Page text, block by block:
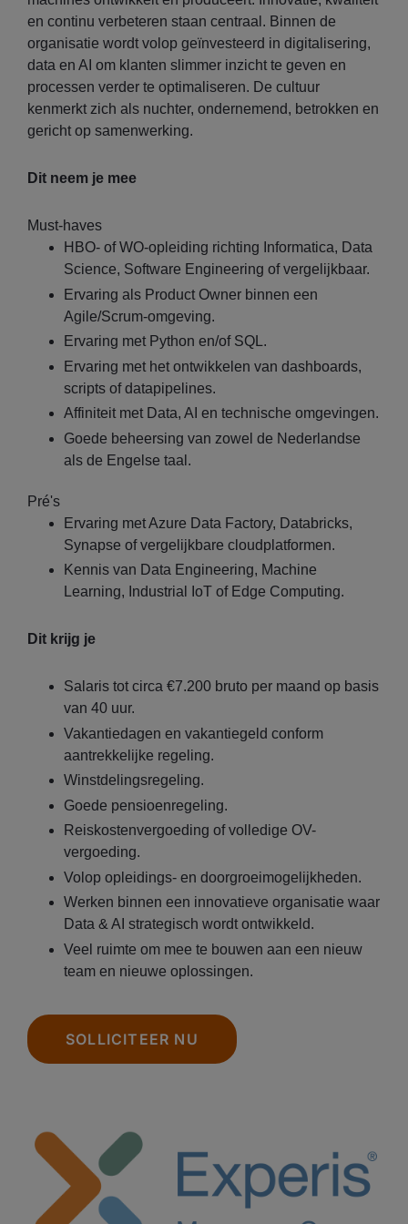
en continu verbeteren staan centraal. Binnen de
organisatie wordt volop geïnvesteerd in digitalisering,
data en AI om klanten slimmer inzicht te geven en
processen verder te optimaliseren. De cultuur
kenmerkt zich als nuchter, ondernemend, betrokken en
gericht op samenwerking.
Dit neem je mee
Must-haves
HBO- of WO-opleiding richting Informatica, Data
Science, Software Engineering of vergelijkbaar.
Ervaring als Product Owner binnen een
Agile/Scrum-omgeving.
Ervaring met Python en/of SQL.
Ervaring met het ontwikkelen van dashboards,
scripts of datapipelines.
Affiniteit met Data, AI en technische omgevingen.
Goede beheersing van zowel de Nederlandse
als de Engelse taal.
Pré's
Ervaring met Azure Data Factory, Databricks,
Synapse of vergelijkbare cloudplatformen.
Kennis van Data Engineering, Machine
Learning, Industrial IoT of Edge Computing.
Dit krijg je
Salaris tot circa €7.200 bruto per maand op basis
van 40 uur.
Vakantiedagen en vakantiegeld conform
aantrekkelijke regeling.
Winstdelingsregeling.
Goede pensioenregeling.
Reiskostenvergoeding of volledige OV-
vergoeding.
Volop opleidings- en doorgroeimogelijkheden.
Werken binnen een innovatieve organisatie waar
Data & AI strategisch wordt ontwikkeld.
Veel ruimte om mee te bouwen aan een nieuw
team en nieuwe oplossingen.
SOLLICITEER NU